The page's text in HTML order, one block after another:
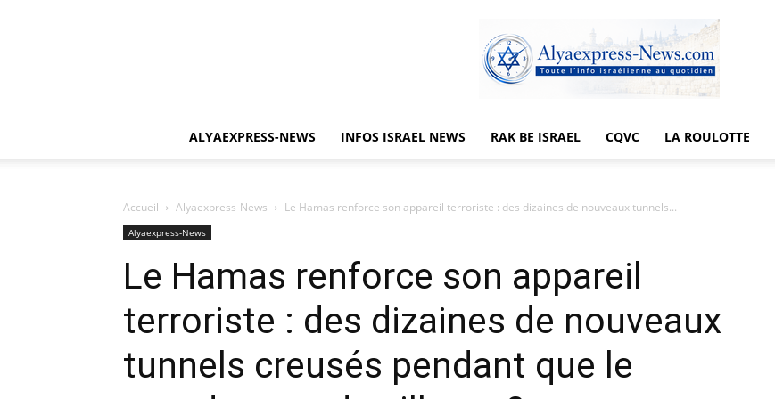
News
ALYAEXPRESS-NEWS INFOS ISRAEL NEWS RAK BE ISRAEL CQVC LA ROULOTTE
Accueil Alyaexpress-News Le Hamas renforce son appareil terroriste : des dizaines de nouveaux tunnels...
Alyaexpress-News
Le Hamas renforce son appareil
terroriste : des dizaines de nouveaux
tunnels creusés pendant que le